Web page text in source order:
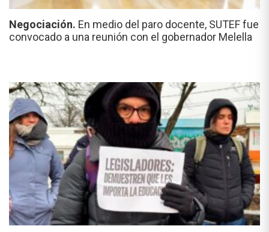
Negociación. En medio del paro docente, SUTEF fue
convocado a una reunión con el gobernador Melella